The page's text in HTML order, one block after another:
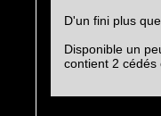
D'un fini plus
Disponible un
contient 2 cédés